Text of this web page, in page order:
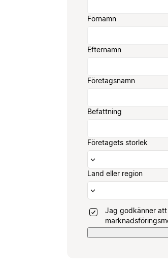
Förnamn
Efternamn
Företagsnamn
Befattning
Företagets storlek
Land eller region
Jag godkänner